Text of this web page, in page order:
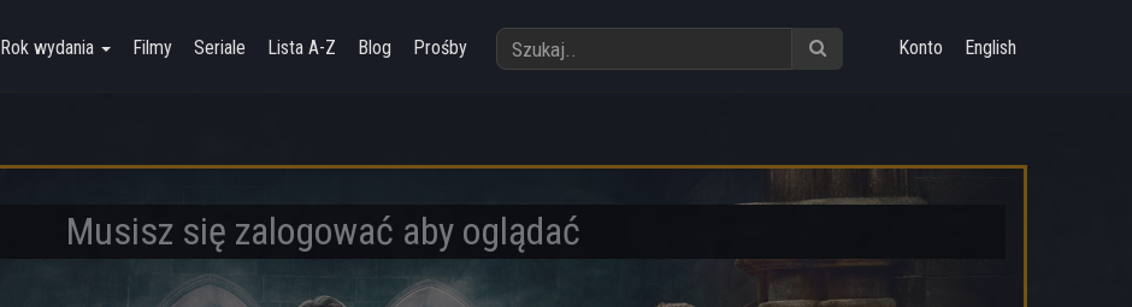
Rok wydania Filmy Seriale Lista A-Z Blog Prośby Konto English
Musisz się zalogować aby oglądać